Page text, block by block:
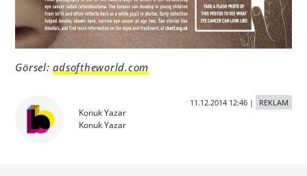
Görsel:adsoftheworld.com
Konuk Yazar
Konuk Yazar
11.12.2014 12:46| REKLAM